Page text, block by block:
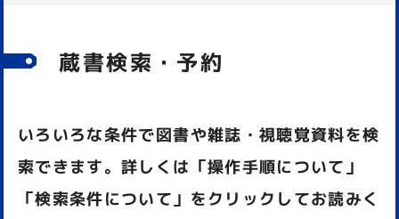
蔵書検索・予約
いろいろな条件で図書や雑誌・視聴覚資料を検
索できます。詳しくは「操作手順について」
「検索条件について」をクリックしてお読みく